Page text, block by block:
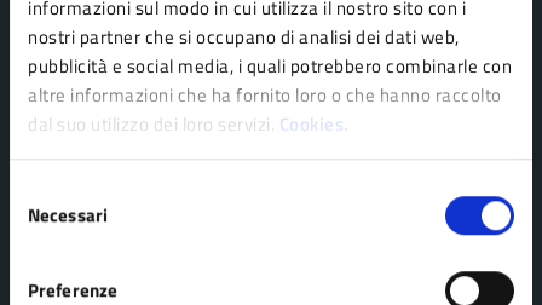
informazioni sul modo in cui utilizza il nostro sito con i
nostri partner che si occupano di analisi dei dati web,
pubblicità e social media, i quali potrebbero combinarle con
altre informazioni che ha fornito loro o che hanno raccolto
dal suo utilizzo dei loro servizi. Cookies.
delNecessari
Preferenze
AMMINISTRAZIONE
Organi di governo
Personale amministrativo
Politici
Uffici